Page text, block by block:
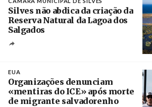
Silves não abdica da criação da
Reserva Natural da Lagoa dos
Salgados
EUA
Organizações denunciam
«mentiras do ICE» após morte
de migrante salvadorenho